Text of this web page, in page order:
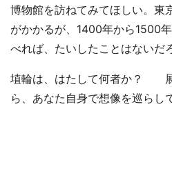
博物館を訪ねてみてほしい。東
がかかるが、1400年から1500
べれば、たいしたことはないだ
埴輪は、はたして何者か？
ら、あなた自身で想像を巡らし